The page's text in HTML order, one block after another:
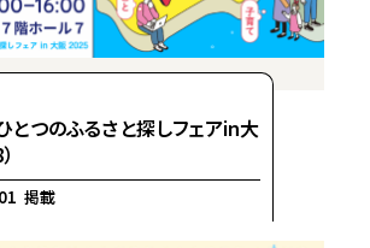
とつのふるさと探しフェアin大
掲載